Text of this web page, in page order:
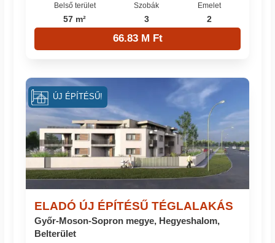
Belső terület
57 m²
Szobák
3
Emelet
2
66.83 M Ft
ELADÓ ÚJ ÉPÍTÉSŰ TÉGLALAKÁS
Győr-Moson-Sopron megye, Hegyeshalom,
Belterület
ÚJ ÉPÍTÉSŰ!